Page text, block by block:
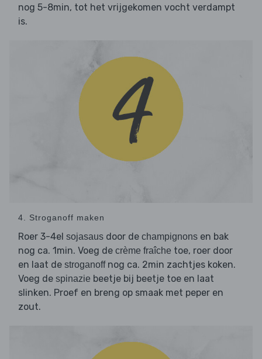
nog 5-8min, tot het vrijgekomen vocht verdampt
is.
4. Stroganoff maken
Roer 3-4el sojasaus door de champignons en bak
nog ca. 1min. Voeg de crème fraîche toe, roer door
en laat de stroganoffnog ca. 2min zachtjes koken.
Voeg de spinazie beetje bij beetje toe en laat
slinken. Proef en breng op smaak met peper en
zout.